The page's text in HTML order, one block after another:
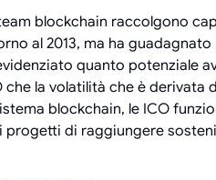
blockchain raccolgono
al 2013, ma ha
quanto potenziale
la volatilità che è derivata
blockchain, le ICO
di raggiungere